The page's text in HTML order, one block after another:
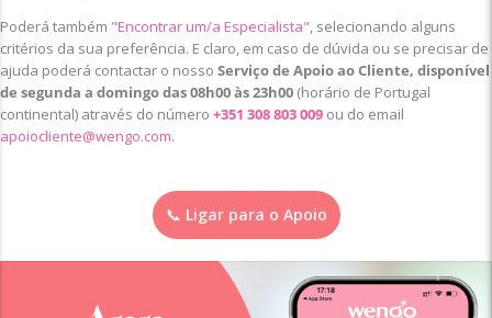
Poderá também "Encontrar um/a Especialista", selecionando alguns
critérios da sua preferência. E claro, em caso de dúvida ou se precisar de
ajuda poderá contactar o nosso Serviço de Apoio ao Cliente, disponível
de segunda a domingo das 08h00 às 23h00 (horário de Portugal
continental) através do número +351 308 803 009 ou do email
apoiocliente@wengo.com.
📞 Ligar para o Apoio